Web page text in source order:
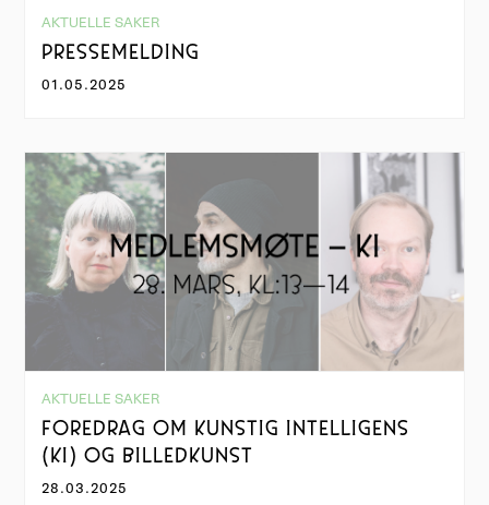
AKTUELLE SAKER
PRESSEMELDING
01.05.2025
AKTUELLE SAKER
FOREDRAG OM KUNSTIG INTELLIGENS
(KI) OG BILLEDKUNST
28.03.2025